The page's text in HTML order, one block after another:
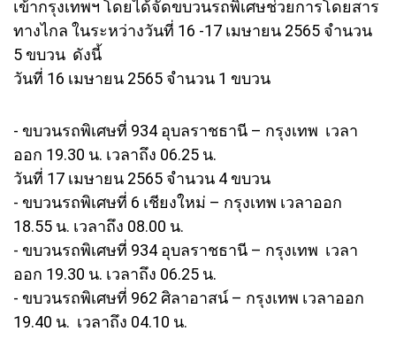
เข้ากรุงเทพฯ โดยได้จัดขบวนรถพิเศษช่วยการโดยสาร
ทางไกล ในระหว่างวันที่ 16 -17 เมษายน 2565 จำนวน
5 ขบวน ดังนี้
วันที่ 16 เมษายน 2565 จำนวน 1 ขบวน
- ขบวนรถพิเศษที่ 934 อุบลราชธานี – กรุงเทพ เวลา
ออก 19.30 น. เวลาถึง 06.25 น.
วันที่ 17 เมษายน 2565 จำนวน 4 ขบวน
- ขบวนรถพิเศษที่ 6 เชียงใหม่ – กรุงเทพ เวลาออก
18.55 น. เวลาถึง 08.00 น.
- ขบวนรถพิเศษที่ 934 อุบลราชธานี – กรุงเทพ เวลา
ออก 19.30 น. เวลาถึง 06.25 น.
- ขบวนรถพิเศษที่ 962 ศิลาอาสน์ – กรุงเทพ เวลาออก
19.40 น. เวลาถึง 04.10 น.